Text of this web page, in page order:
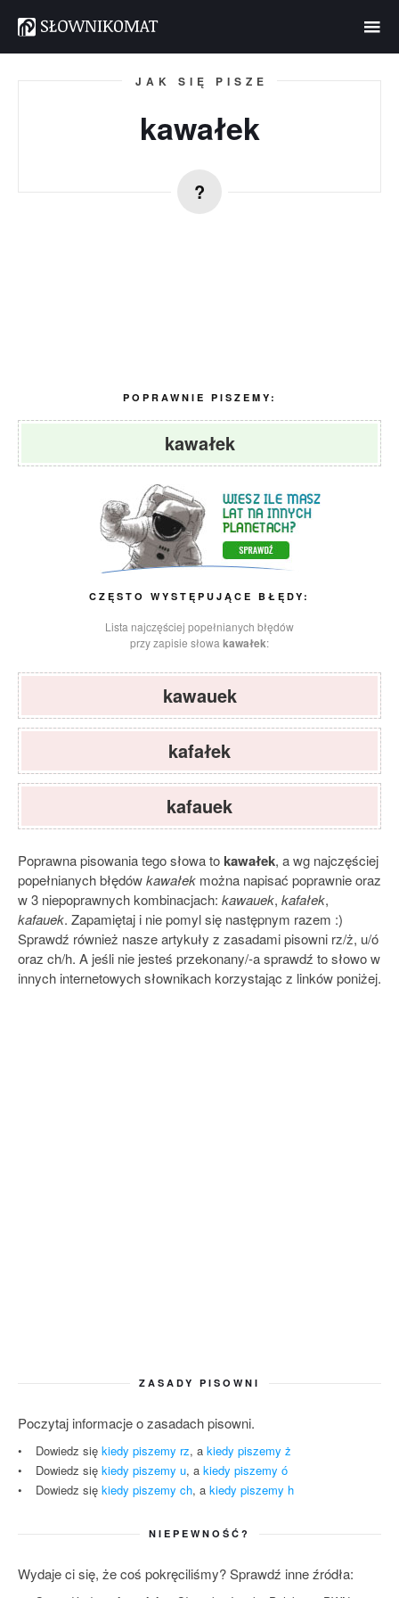
JAK SIĘ PISZE
kawałek
POPRAWNIE PISZEMY:
kawałek
CZĘSTO WYSTĘPUJĄCE BŁĘDY:
Lista najczęściej popełnianych błędów
przy zapisie słowa kawałek:
kawauek
kafałek
kafauek
Poprawna pisowania tego słowa to kawałek, a wg najczęściej
popełnianych błędówkawałek można napisać poprawnie oraz
w 3 niepoprawnych kombinacjach: kawauek, kafałek,
kafauek. Zapamiętaj i nie pomyl się następnym razem :)
Sprawdź również nasze artykuły z zasadami pisowni rz/ż, u/ó
oraz ch/h. A jeśli nie jesteś przekonany/-a sprawdź to słowo w
innych internetowych słownikach korzystając z linków poniżej.
ZASADY PISOWNI
Poczytaj informacje o zasadach pisowni.
Dowiedz się kiedy piszemy rz, a kiedy piszemy ż
Dowiedz się kiedy piszemy u, a kiedy piszemy ó
Dowiedz się kiedy piszemy ch, a kiedy piszemy h
NIEPEWNOŚĆ?
Wydaje ci się, że coś pokręciliśmy? Sprawdź inne źródła: